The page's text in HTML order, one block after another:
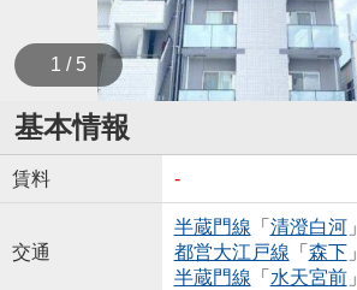
1 / 5
基本情報
賃料 -
交通
半蔵門線 「 清澄白河
都営大江戸線 「 森下
半蔵門線 「 水天宮前